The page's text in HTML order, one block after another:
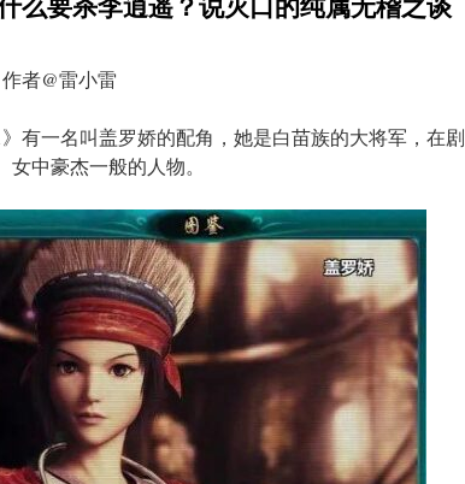
者@雷小雷
有一名叫盖罗娇的配角，她是白苗族的大将军，在剧
中豪杰一般的人物。